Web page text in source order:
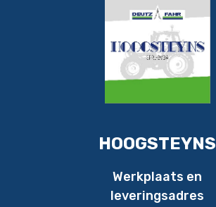
HOOGSTEYNS
Werkplaats en
leveringsadres